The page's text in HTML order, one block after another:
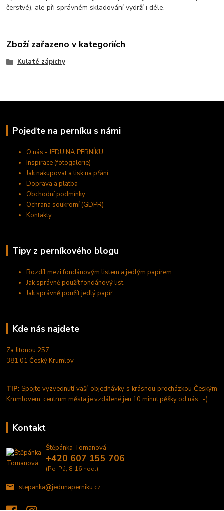
čerstvé), ale při správném skladování vydrží i déle.
Zboží zařazeno v kategoriích
Kulaté zápichy
Pojeďte na perníku s námi
O nás - JEDU NA PERNÍKU
Inspirace (fotogalerie)
Jak nakupovat a tisk na přání
Doprava a platba
Obchodní podmínky
Ochrana soukromí (GDPR)
Kontakty
Tipy z perníkového blogu
Rozdíl mezi fondánovým listem a jedlým papírem
Jak správně použít fondánový list
Jak správně použít jedlý papír
Kde nás najdete
Za Jitonou 257
381 01 Český Krumlov
TIP: Spojte vyzvednutí vaší objednávky s krásnou procházkou Českým
Krumlovem, centrum města je vzdálené jen 10 minut pěšky od nás. :-)
Kontakt
Štěpánka Tomanová
+420 607 155 706
(Po-Pá, 8-16 hod.)
stepanka@jedunaperniku.cz